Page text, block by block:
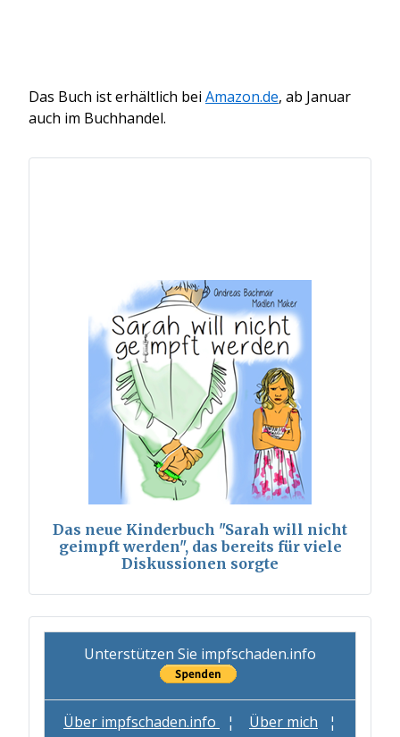
Das Buch ist erhältlich bei Amazon.de, ab Januar
auch im Buchhandel.
Das neue Kinderbuch "Sarah will nicht
geimpft werden", das bereits für viele
Diskussionen sorgte
Unterstützen Sie impfschaden.info
Über impfschaden.info ¦ Über mich
¦